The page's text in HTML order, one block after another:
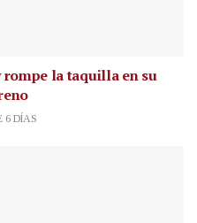
rompe la taquilla en su
6 DÍAS